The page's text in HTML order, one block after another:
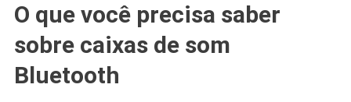
O que você precisa saber
sobre caixas de som
Bluetooth